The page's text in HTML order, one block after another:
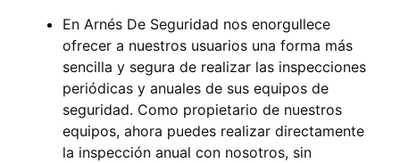
En Arnés De Seguridad nos enorgullece
ofrecer a nuestros usuarios una forma más
sencilla y segura de realizar las inspecciones
periódicas y anuales de sus equipos de
seguridad. Como propietario de nuestros
equipos, ahora puedes realizar directamente
la inspección anual con nosotros, sin